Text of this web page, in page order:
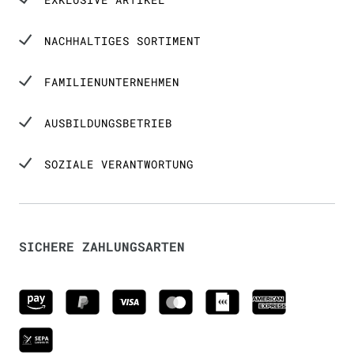
NACHHALTIGES SORTIMENT
FAMILIENUNTERNEHMEN
AUSBILDUNGSBETRIEB
SOZIALE VERANTWORTUNG
SICHERE ZAHLUNGSARTEN